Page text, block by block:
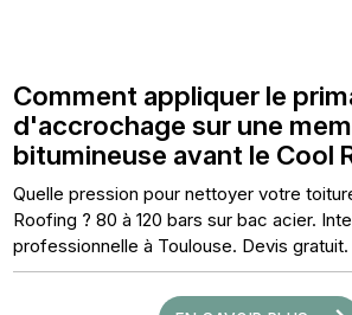
Comment appliquer le
d'accrochage sur une
bitumineuse avant le Cool
Quelle pression pour nettoyer votre
Roofing ? 80 à 120 bars sur bac acier.
professionnelle à Toulouse. Devis gratuit.